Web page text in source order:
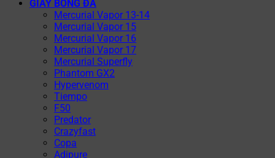
GIÀY BÓNG ĐÁ
Mercurial Vapor 13-14
Mercurial Vapor 15
Mercurial Vapor 16
Mercurial Vapor 17
Mercurial Superfly
Phantom GX2
Hypervenom
Tiempo
F50
Predator
Crazyfast
Copa
Adipure